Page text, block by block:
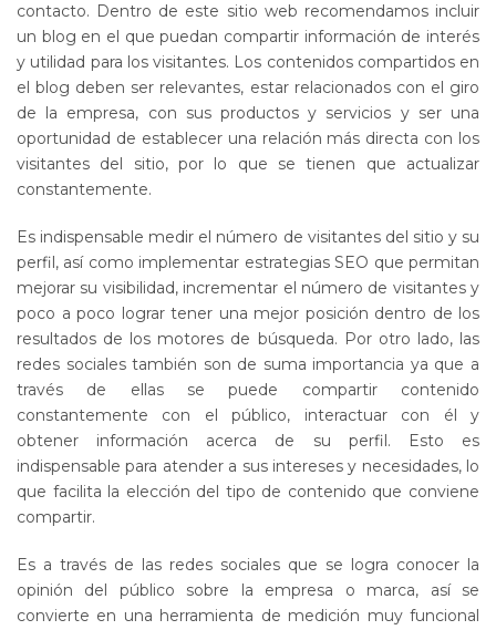
contacto. Dentro de este sitio web recomendamos incluir
un blog en el que puedan compartir información de interés
y utilidad para los visitantes. Los contenidos compartidos en
el blog deben ser relevantes, estar relacionados con el giro
de la empresa, con sus productos y servicios y ser una
oportunidad de establecer una relación más directa con los
visitantes del sitio, por lo que se tienen que actualizar
constantemente.
Es indispensable medir el número de visitantes del sitio y su
perfil, así como implementar estrategias SEO que permitan
mejorar su visibilidad, incrementar el número de visitantes y
poco a poco lograr tener una mejor posición dentro de los
resultados de los motores de búsqueda. Por otro lado, las
redes sociales también son de suma importancia ya que a
través de ellas se puede compartir contenido
constantemente con el público, interactuar con él y
obtener información acerca de su perfil. Esto es
indispensable para atender a sus intereses y necesidades, lo
que facilita la elección del tipo de contenido que conviene
compartir.
Es a través de las redes sociales que se logra conocer la
opinión del público sobre la empresa o marca, así se
convierte en una herramienta de medición muy funcional